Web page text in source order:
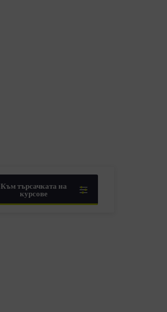
Към търсачката на
курсове